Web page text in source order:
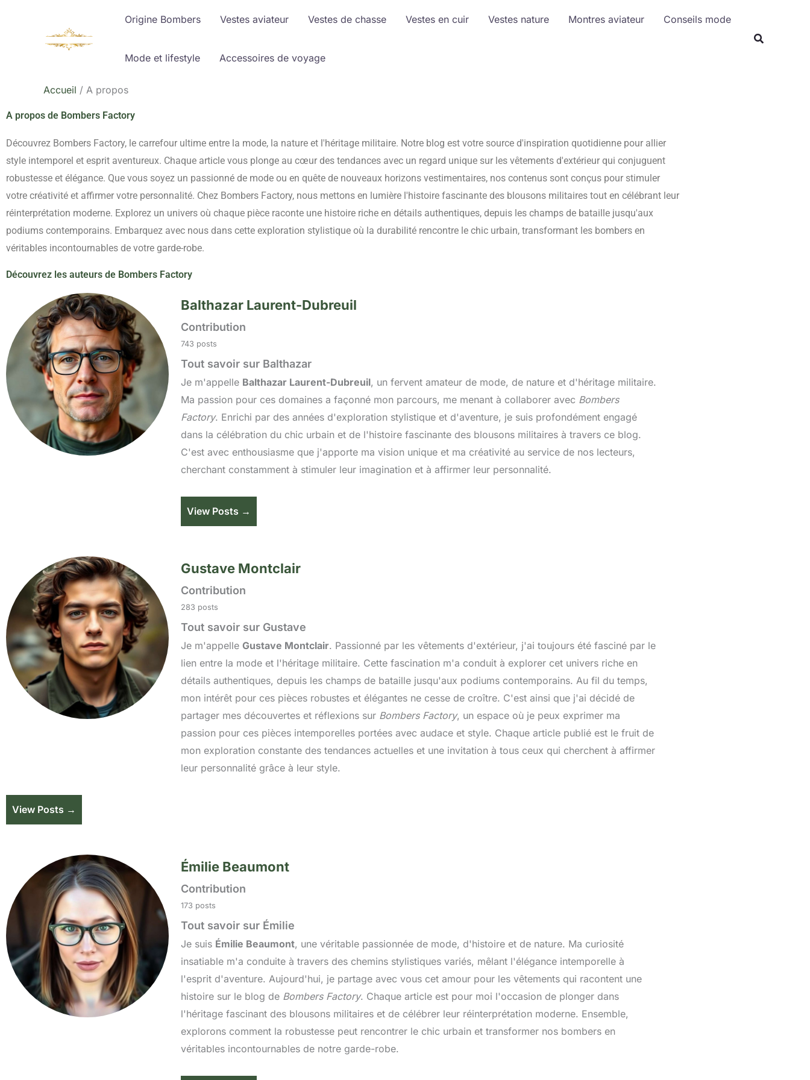
Origine Bombers Vestes aviateur Vestes de chasse Vestes en cuir Vestes nature Montres aviateur Conseils mode
Mode et lifestyle Accessoires de voyage
Accueil A propos
A propos de Bombers Factory
Découvrez Bombers Factory, le carrefour ultime entre la mode, la nature et l'héritage militaire. Notre blog est votre source d'inspiration quotidienne pour allier
style intemporel et esprit aventureux. Chaque article vous plonge au cœur des tendances avec un regard unique sur les vêtements d'extérieur qui conjuguent
robustesse et élégance. Que vous soyez un passionné de mode ou en quête de nouveaux horizons vestimentaires, nos contenus sont conçus pour stimuler
votre créativité et affirmer votre personnalité. Chez Bombers Factory, nous mettons en lumière l'histoire fascinante des blousons militaires tout en célébrant leur
réinterprétation moderne. Explorez un univers où chaque pièce raconte une histoire riche en détails authentiques, depuis les champs de bataille jusqu'aux
podiums contemporains. Embarquez avec nous dans cette exploration stylistique où la durabilité rencontre le chic urbain, transformant les bombers en
véritables incontournables de votre garde-robe.
Découvrez les auteurs de Bombers Factory
Balthazar Laurent-Dubreuil
Contribution
743 posts
Tout savoir sur Balthazar
Je m'appelle Balthazar Laurent-Dubreuil, un fervent amateur de mode, de nature et d'héritage militaire.
Ma passion pour ces domaines a façonné mon parcours, me menant à collaborer avec Bombers
Factory. Enrichi par des années d'exploration stylistique et d'aventure, je suis profondément engagé
dans la célébration du chic urbain et de l'histoire fascinante des blousons militaires à travers ce blog.
C'est avec enthousiasme que j'apporte ma vision unique et ma créativité au service de nos lecteurs,
cherchant constamment à stimuler leur imagination et à affirmer leur personnalité.
View Posts →
Gustave Montclair
Contribution
283 posts
Tout savoir sur Gustave
Je m'appelleGustave Montclair. Passionné par les vêtements d'extérieur, j'ai toujours été fasciné par le
lien entre la mode et l'héritage militaire. Cette fascination m'a conduit à explorer cet univers riche en
détails authentiques, depuis les champs de bataille jusqu'aux podiums contemporains. Au fil du temps,
mon intérêt pour ces pièces robustes et élégantes ne cesse de croître. C'est ainsi que j'ai décidé de
partager mes découvertes et réflexions sur Bombers Factory, un espace où je peux exprimer ma
passion pour ces pièces intemporelles portées avec audace et style. Chaque article publié est le fruit de
mon exploration constante des tendances actuelles et une invitation à tous ceux qui cherchent à affirmer
leur personnalité grâce à leur style.
View Posts →
Émilie Beaumont
Contribution
173 posts
Tout savoir sur Émilie
Je suis Émilie Beaumont, une véritable passionnée de mode, d'histoire et de nature. Ma curiosité
insatiable m'a conduite à travers des chemins stylistiques variés, mêlant l'élégance intemporelle à
l'esprit d'aventure. Aujourd'hui, je partage avec vous cet amour pour les vêtements qui racontent une
histoire sur le blog de Bombers Factory. Chaque article est pour moi l'occasion de plonger dans
l'héritage fascinant des blousons militaires et de célébrer leur réinterprétation moderne. Ensemble,
explorons comment la robustesse peut rencontrer le chic urbain et transformer nos bombers en
véritables incontournables de notre garde-robe.